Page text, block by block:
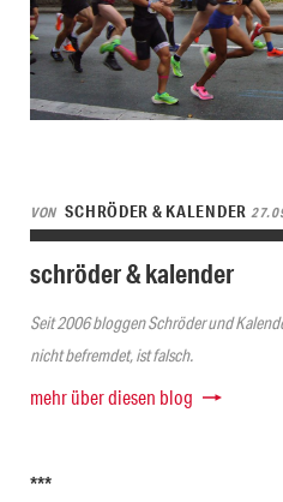
VON SCHRÖDER & KALENDER
schröder & kalender
Seit 2006 bloggen Schröder und
nicht befremdet, ist falsch.
mehr über diesen blog
***